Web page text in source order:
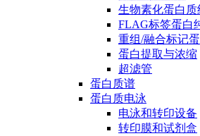
生物素化蛋白质
FLAG标签蛋白
重组/融合标记
蛋白提取与浓缩
超滤管
蛋白质谱
蛋白质电泳
电泳和转印设备
转印膜和试剂盒